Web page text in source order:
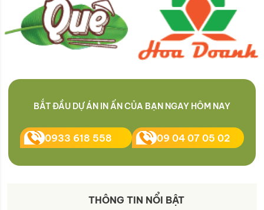
BẮT ĐẦU DỰ ÁN IN ẤN CỦA BẠN NGAY HÔM NAY
0933 618 558 09 04 07 05 02
THÔNG TIN NỔI BẬT